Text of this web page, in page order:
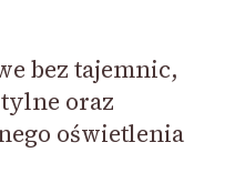
bez tajemnic,
oraz
oświetlenia